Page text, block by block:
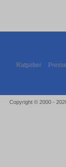
Ratgeber Presse
Copyright © 2000 -